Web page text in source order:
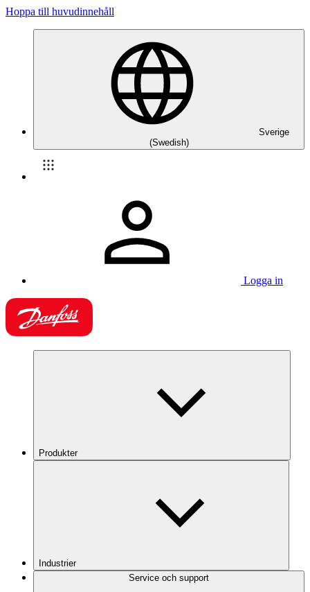
Hoppa till huvudinnehåll
Sverige
(Swedish)
Logga in
Produkter
Industrier
Service och support